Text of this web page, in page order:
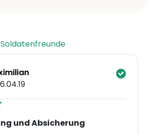
Soldatenfreunde
und Absicherung